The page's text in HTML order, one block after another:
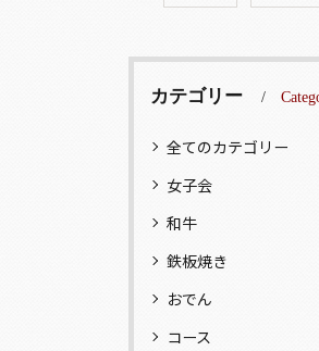
カテゴリー
全てのカテゴリー
女子会
和牛
鉄板焼き
おでん
コース